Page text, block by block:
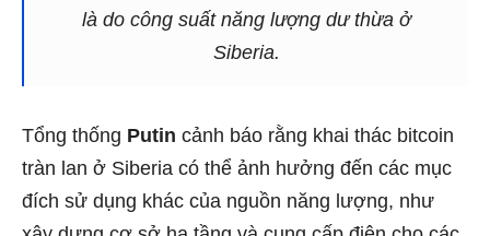
là do công suất năng lượng dư thừa ở
Siberia.
Tổng thống Putin cảnh báo rằng khai thác bitcoin
tràn lan ở Siberia có thể ảnh hưởng đến các mục
đích sử dụng khác của nguồn năng lượng, như